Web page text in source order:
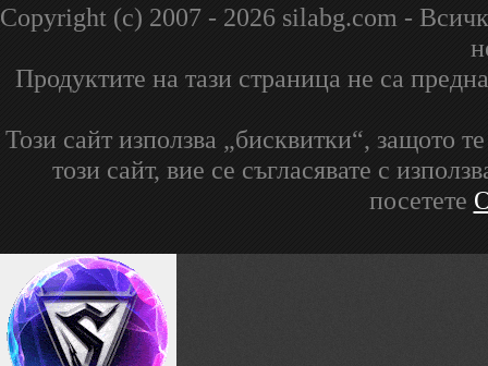
Copyright (c) 2007 - 2026 silabg.com -
Продуктите на тази страница не са
Този сайт използва „бисквитки“, защото
този сайт, вие се съгласявате с
посетете